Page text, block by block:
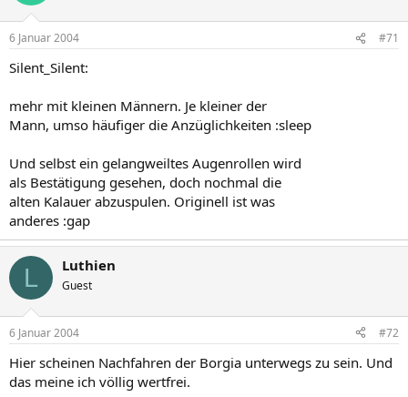
6 Januar 2004 #71
Silent_Silent:
mehr mit kleinen Männern. Je kleiner der
Mann, umso häufiger die Anzüglichkeiten :sleep
Und selbst ein gelangweiltes Augenrollen wird
als Bestätigung gesehen, doch nochmal die
alten Kalauer abzuspulen. Originell ist was
anderes :gap
L Luthien
Guest
6 Januar 2004 #72
Hier scheinen Nachfahren der Borgia unterwegs zu sein. Und
das meine ich völlig wertfrei.